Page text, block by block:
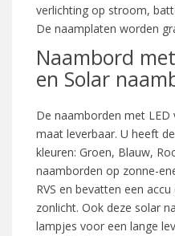
verlichting op stroom,
De naamplaten worden
Naambord
en Solar
De naamborden met LED
maat leverbaar. U heeft
kleuren: Groen, Blauw,
naamborden op zonne-
RVS en bevatten een
zonlicht. Ook deze solar
lampjes voor een lange